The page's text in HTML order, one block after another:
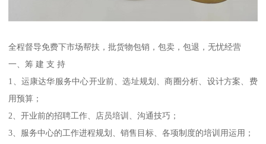
全程督导免费下市场帮扶，批货物包销，包卖，包退，无忧经营
一、筹 建 支 持
1、运康达华服务中心开业前、选址规划、商圈分析、设计方案、费
用预算；
2、开业前的招聘工作、店员培训、沟通技巧；
3、服务中心的工作进程规划、销售目标、各项制度的培训用运用；